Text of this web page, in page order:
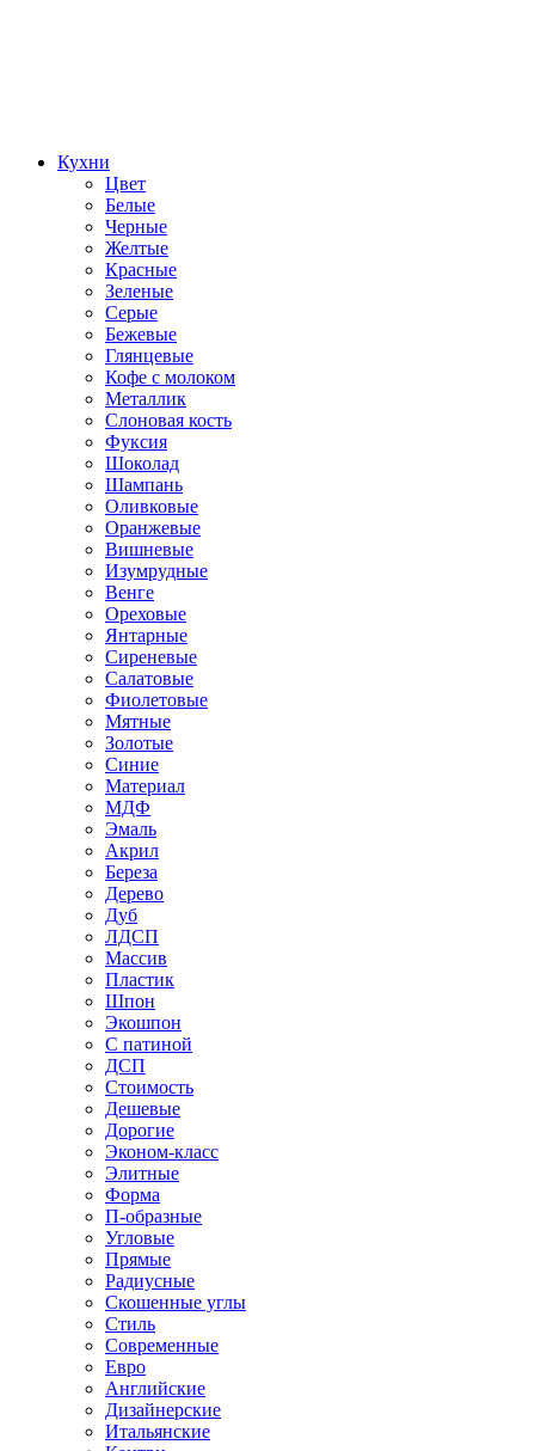
Кухни
Цвет
Белые
Черные
Желтые
Красные
Зеленые
Серые
Бежевые
Глянцевые
Кофе с молоком
Металлик
Слоновая кость
Фуксия
Шоколад
Шампань
Оливковые
Оранжевые
Вишневые
Изумрудные
Венге
Ореховые
Янтарные
Сиреневые
Салатовые
Фиолетовые
Мятные
Золотые
Синие
Материал
МДФ
Эмаль
Акрил
Береза
Дерево
Дуб
ЛДСП
Массив
Пластик
Шпон
Экошпон
С патиной
ДСП
Стоимость
Дешевые
Дорогие
Эконом-класс
Элитные
Форма
П-образные
Угловые
Прямые
Радиусные
Скошенные углы
Стиль
Современные
Евро
Английские
Дизайнерские
Итальянские